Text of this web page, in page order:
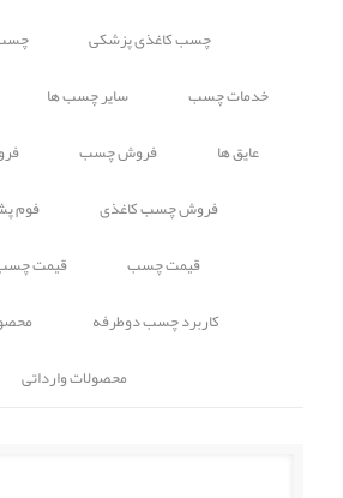
چسب کاغذی پزشکی
خدمات چسب
سایر چسب ها
عایق ها
فروش چسب
فروش چسب کاغذی
فوم
قیمت چسب
قیمت
کاربرد چسب دوطرفه
محصولات وارداتی